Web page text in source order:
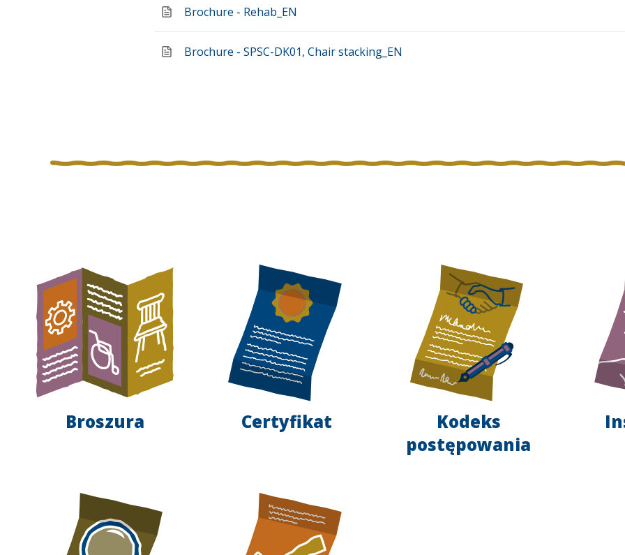
Brochure - Rehab_EN
Brochure - SPSC-DK01, Chair stacking_EN
Broszura Certyfikat
Kodeks
postępowania